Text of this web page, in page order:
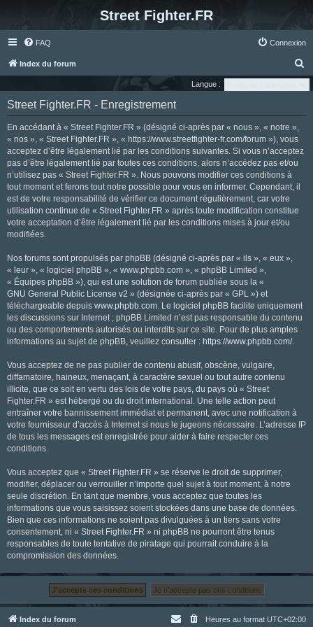
Street Fighter.FR
FAQ Connexion
Index du forum
e
Langue :
Street Fighter.FR - Enregistrement
En accédant à « Street Fighter.FR » (désigné ci-après par « nous », « notre »,
« nos », « Street Fighter.FR », « https://www.streetfighter-fr.com/forum »), vous
acceptez d’être légalement lié par les conditions suivantes. Si vous n’acceptez
pas d’être légalement lié par toutes ces conditions, alors n’accédez pas et/ou
n’utilisez pas « Street Fighter.FR ». Nous pouvons modifier ces conditions à
tout moment et ferons tout notre possible pour vous en informer. Cependant, il
est de votre responsabilité de vérifier ce document régulièrement, car votre
utilisation continue de « Street Fighter.FR » après toute modification constitue
votre acceptation d’être légalement lié par les conditions mises à jour et/ou
modifiées.
Nos forums sont propulsés par phpBB (désigné ci-après par « ils », « eux »,
« leur », « logiciel phpBB », « www.phpbb.com », « phpBB Limited »,
« Équipes phpBB »), qui est une solution de forum publiée sous la «
GNU General Public License v2 » (désignée ci-après par « GPL ») et
téléchargeable depuis www.phpbb.com. Le logiciel phpBB facilite uniquement
les discussions sur Internet ; phpBB Limited n’est pas responsable du contenu
ou des comportements autorisés ou interdits sur ce site. Pour de plus amples
informations au sujet de phpBB, veuillez consulter : https://www.phpbb.com/.
Vous acceptez de ne pas publier de contenu abusif, obscène, vulgaire,
diffamatoire, haineux, menaçant, à caractère sexuel ou tout autre contenu
illicite, que ce soit en vertu des lois de votre pays, du pays où « Street
Fighter.FR » est hébergé ou du droit international. Une telle action peut
entraîner votre bannissement immédiat et permanent, avec une notification à
votre fournisseur d’accès à Internet si nous le jugeons nécessaire. L’adresse IP
de tous les messages est enregistrée pour aider à faire respecter ces
conditions.
Vous acceptez que « Street Fighter.FR » se réserve le droit de supprimer,
modifier, déplacer ou verrouiller n’importe quel sujet à tout moment, à notre
seule discrétion. En tant que membre, vous acceptez que toutes les
informations que vous saisissez soient stockées dans une base de données.
Bien que ces informations ne soient pas divulguées à un tiers sans votre
consentement, ni « Street Fighter.FR » ni phpBB ne pourront être tenus
responsables de toute tentative de piratage qui pourrait conduire à la
compromission des données.
Index du forum Heures au format UTC+02:00